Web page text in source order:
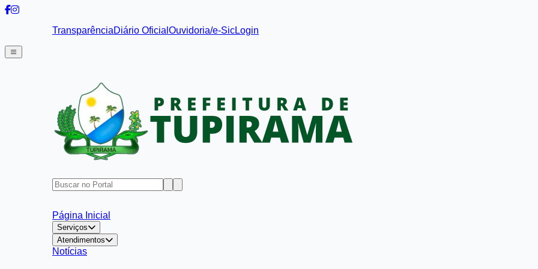
TransparênciaDiário Oficial Ouvidoria/e-SicLogin
Página Inicial
Serviços
Atendimentos
Notícias